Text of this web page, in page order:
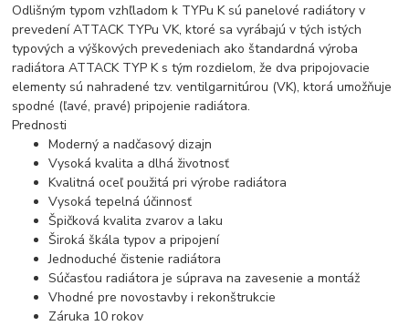
Odlišným typom vzhľladom k TYPu K sú panelové radiátory v
prevedení ATTACK TYPu VK, ktoré sa vyrábajú v tých istých
typových a výškových prevedeniach ako štandardná výroba
radiátora ATTACK TYP K s tým rozdielom, že dva pripojovacie
elementy sú nahradené tzv. ventilgarnitúrou (VK), ktorá umožňuje
spodné (ľavé, pravé) pripojenie radiátora.
Prednosti
Moderný a nadčasový dizajn
Vysoká kvalita a dlhá životnosť
Kvalitná oceľ použitá pri výrobe radiátora
Vysoká tepelná účinnosť
Špičková kvalita zvarov a laku
Široká škála typov a pripojení
Jednoduché čistenie radiátora
Súčasťou radiátora je súprava na zavesenie a montáž
Vhodné pre novostavby i rekonštrukcie
Záruka 10 rokov